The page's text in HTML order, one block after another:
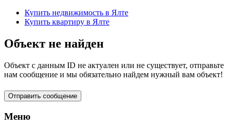
Купить недвижимость в Ялте
Купить квартиру в Ялте
Объект не найден
Объект с данным ID не актуален или не существует, отправьте
нам сообщение и мы обязательно найдем нужный вам объект!
Отправить сообщение
Меню